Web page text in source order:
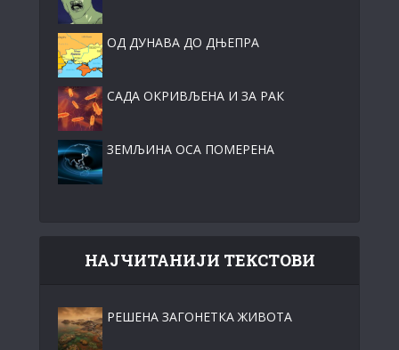
ОД ДУНАВА ДО ДЊЕПРА
САДА ОКРИВЉЕНА И ЗА РАК
ЗЕМЉИНА ОСА ПОМЕРЕНА
НАЈЧИТАНИЈИ ТЕКСТОВИ
РЕШЕНА ЗАГОНЕТКА ЖИВОТА